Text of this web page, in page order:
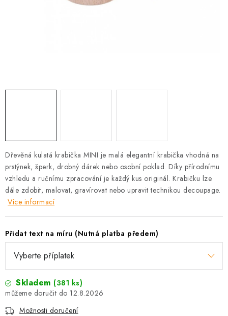
Stav objednávky
Dřevěná kulatá krabička MINI je malá elegantní krabička vhodná na
prstýnek, šperk, drobný dárek nebo osobní poklad. Díky přírodnímu
vzhledu a ručnímu zpracování je každý kus originál. Krabičku lze
dále zdobit, malovat, gravírovat nebo upravit technikou decoupage.
Více informací
Přidat text na míru (Nutná platba předem)
Skladem (381 ks)
12.8.2026
Možnosti doručení